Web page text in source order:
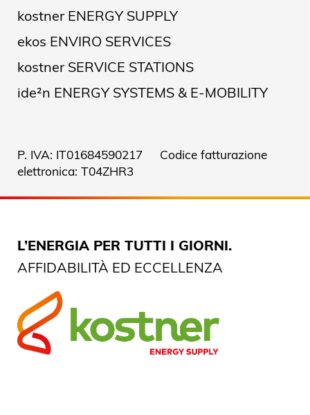
kostner ENERGY SUPPLY
ekos ENVIRO SERVICES
kostner SERVICE STATIONS
ide²n ENERGY SYSTEMS & E-MOBILITY
P. IVA: IT01684590217 Codice fatturazione
elettronica: T04ZHR3
L’ENERGIA PER TUTTI I GIORNI.
AFFIDABILITÀ ED ECCELLENZA